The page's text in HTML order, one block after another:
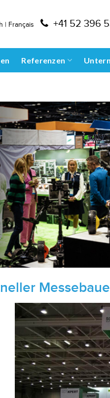
| Français +41 52 396
Referenzen